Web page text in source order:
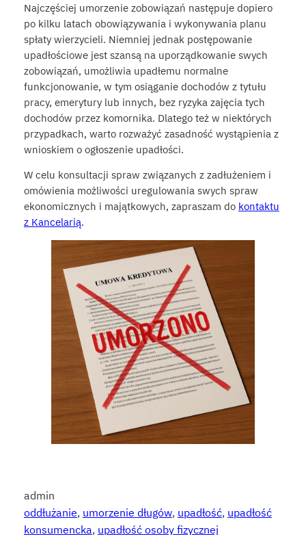
Najczęściej umorzenie zobowiązań następuje dopiero
po kilku latach obowiązywania i wykonywania planu
spłaty wierzycieli. Niemniej jednak postępowanie
upadłościowe jest szansą na uporządkowanie swych
zobowiązań, umożliwia upadłemu normalne
funkcjonowanie, w tym osiąganie dochodów z tytułu
pracy, emerytury lub innych, bez ryzyka zajęcia tych
dochodów przez komornika. Dlatego też w niektórych
przypadkach, warto rozważyć zasadność wystąpienia z
wnioskiem o ogłoszenie upadłości.
W celu konsultacji spraw związanych z zadłużeniem i
omówienia możliwości uregulowania swych spraw
ekonomicznych i majątkowych, zapraszam do kontaktu
z Kancelarią.
admin
oddłużanie, umorzenie długów, upadłość, upadłość
konsumencka, upadłość osoby fizycznej